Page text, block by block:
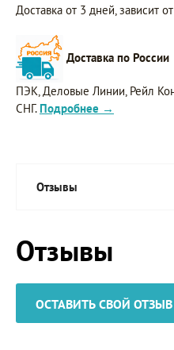
Доставка от 3 дней, зависит
Доставка по России
ПЭК, Деловые Линии, Рейл
СНГ. Подробнее →
Отзывы
Отзывы
ОСТАВИТЬ СВОЙ ОТЗЫВ